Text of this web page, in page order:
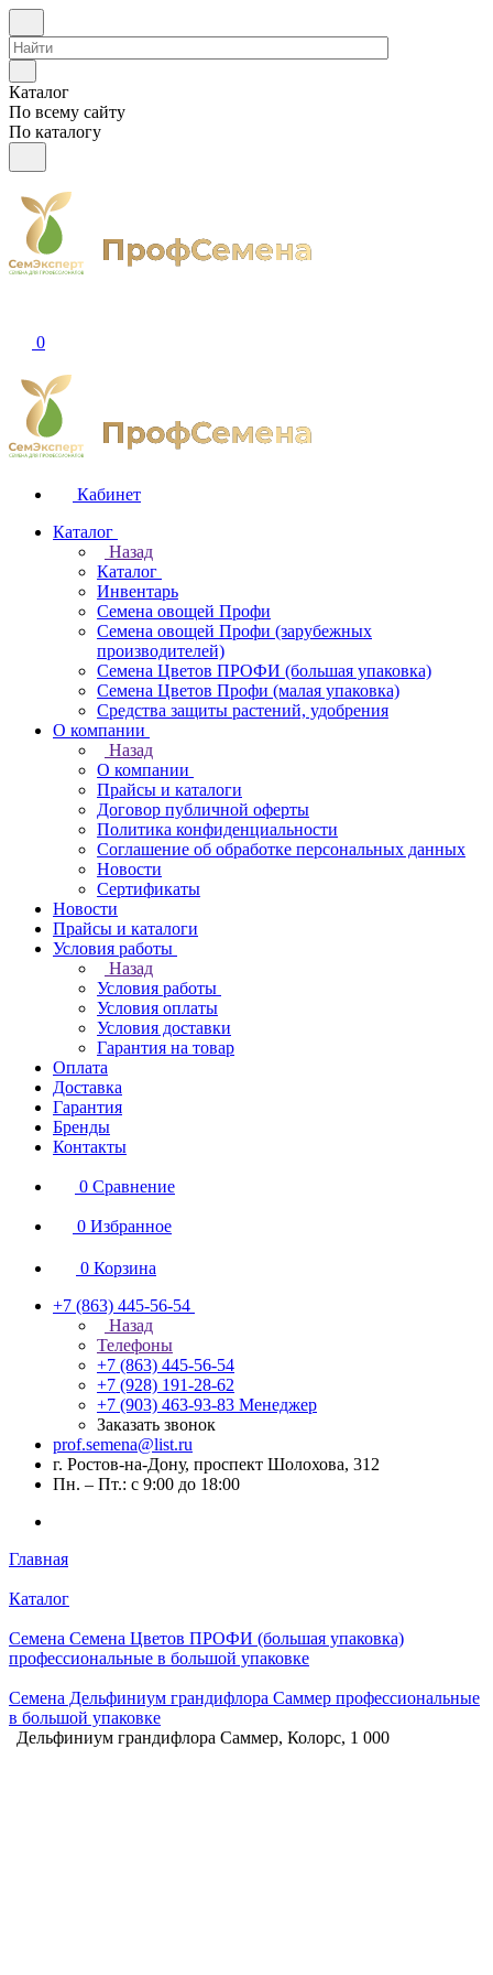
Каталог
По всему сайту
По каталогу
0
Кабинет
Каталог
Назад
Каталог
Инвентарь
Семена овощей Профи
Семена овощей Профи (зарубежных
производителей)
Семена Цветов ПРОФИ (большая упаковка)
Семена Цветов Профи (малая упаковка)
Средства защиты растений, удобрения
О компании
Назад
О компании
Прайсы и каталоги
Договор публичной оферты
Политика конфиденциальности
Соглашение об обработке персональных данных
Новости
Сертификаты
Новости
Прайсы и каталоги
Условия работы
Назад
Условия работы
Условия оплаты
Условия доставки
Гарантия на товар
Оплата
Доставка
Гарантия
Бренды
Контакты
0 Сравнение
0 Избранное
0 Корзина
+7 (863) 445-56-54
Назад
Телефоны
+7 (863) 445-56-54
+7 (928) 191-28-62
+7 (903) 463-93-83 Менеджер
Заказать звонок
prof.semena@list.ru
г. Ростов-на-Дону, проспект Шолохова, 312
Пн. – Пт.: с 9:00 до 18:00
Главная
Каталог
Семена Семена Цветов ПРОФИ (большая упаковка)
профессиональные в большой упаковке
Семена Дельфиниум грандифлора Саммер профессиональные
в большой упаковке
Дельфиниум грандифлора Саммер, Колорс, 1 000